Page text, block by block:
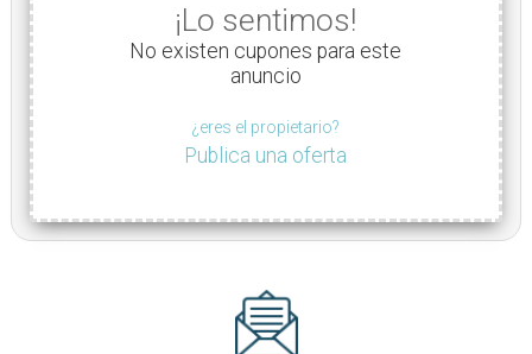
¡Lo sentimos!
No existen cupones para este
anuncio
¿eres el propietario?
Publica una oferta